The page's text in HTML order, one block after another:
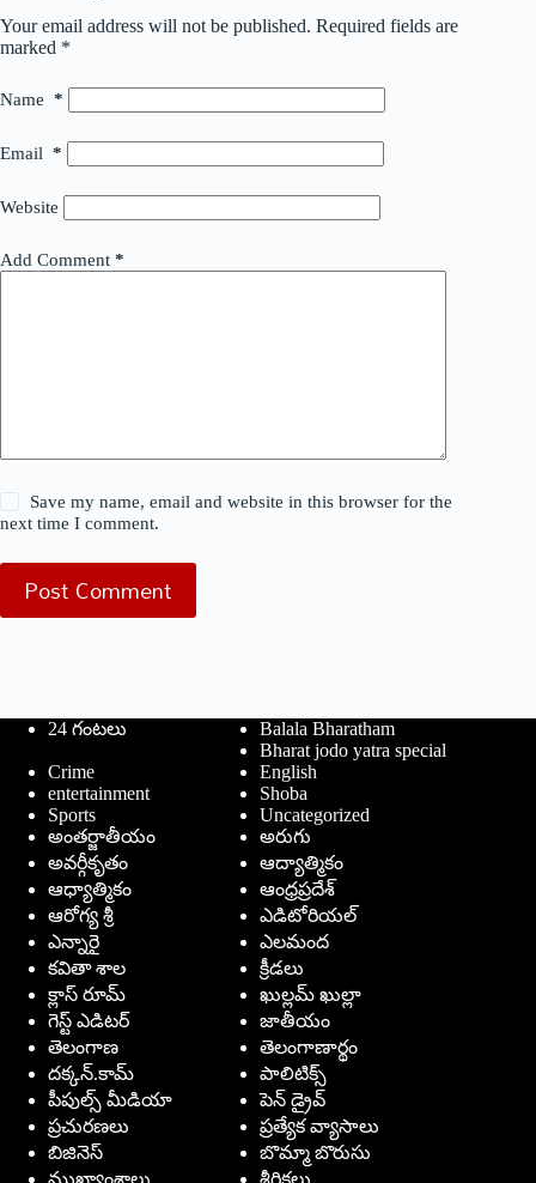
Your email address will not be published. Required fields are
marked *
Name *
Email *
Website
Add Comment *
Save my name, email and website in this browser for the
next time I comment.
Post Comment
24 గంటలు
Balala Bharatham
Bharat jodo yatra special
Crime
English
entertainment
Shoba
Sports
Uncategorized
అంతర్జాతీయం
అరుగు
అవర్గీకృతం
ఆద్యాత్మికం
ఆధ్యాత్మికం
ఆంధ్రప్రదేశ్
ఆరోగ్య శ్రీ
ఎడిటోరియల్
ఎన్నారై
ఎలమంద
కవితా శాల
క్రీడలు
క్లాస్ రూమ్
ఖుల్లమ్ ఖుల్లా
గెస్ట్ ఎడిటర్
జాతీయం
తెలంగాణ
తెలంగాణార్థం
దక్కన్.కామ్
పాలిటిక్స్
పీపుల్స్ ‌మీడియా
పెన్ డ్రైవ్
ప్రచురణలు
ప్రత్యేక వ్యాసాలు
బిజినెస్
బొమ్మా బొరుసు